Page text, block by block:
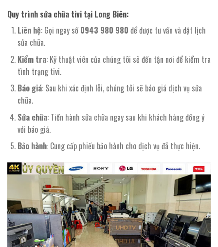
Quy trình sửa chữa tivi tại Long Biên:
Liên hệ: Gọi ngay số0943 980 980 để được tư vấn và đặt lịch
sửa chữa.
Kiểm tra: Kỹ thuật viên của chúng tôi sẽ đến tận nơi để kiểm tra
tình trạng tivi.
Báo giá: Sau khi xác định lỗi, chúng tôi sẽ báo giá dịch vụ sửa
chữa.
Sửa chữa: Tiến hành sửa chữa ngay sau khi khách hàng đồng ý
với báo giá.
Bảo hành: Cung cấp phiếu bảo hành cho dịch vụ đã thực hiện.